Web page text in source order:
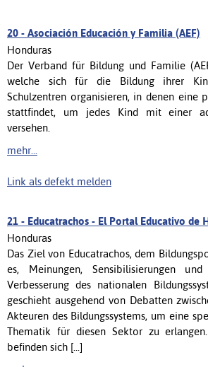
20 - Asociación Educación y Familia (AEF)
Honduras
Der Verband für Bildung und Familie
welche sich für die Bildung ihrer
Schulzentren organisieren, in denen eine
stattfindet, um jedes Kind mit einer
versehen.
mehr...
Link als defekt melden
21 - Educatrachos - El Portal Educativo de
Honduras
Das Ziel von Educatrachos, dem
es, Meinungen, Sensibilisierungen
Verbesserung des nationalen
geschieht ausgehend von Debatten
Akteuren des Bildungssystems, um eine
Thematik für diesen Sektor zu
befinden sich [...]